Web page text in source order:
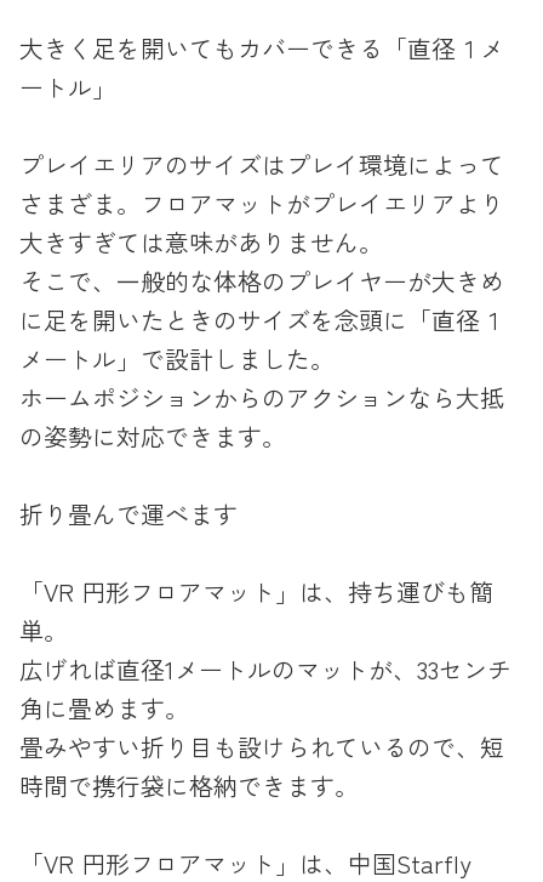
大きく足を開いてもカバーできる「直径１メ
ートル」
プレイエリアのサイズはプレイ環境によって
さまざま。フロアマットがプレイエリアより
大きすぎては意味がありません。
そこで、一般的な体格のプレイヤーが大きめ
に足を開いたときのサイズを念頭に「直径１
メートル」で設計しました。
ホームポジションからのアクションなら大抵
の姿勢に対応できます。
折り畳んで運べます
「VR 円形フロアマット」は、持ち運びも簡
単。
広げれば直径1メートルのマットが、33センチ
角に畳めます。
畳みやすい折り目も設けられているので、短
時間で携行袋に格納できます。
「VR 円形フロアマット」は、中国Starfly